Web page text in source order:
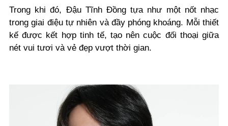
Trong khi đó, Đậu Tĩnh Đồng tựa như một nốt nhạc
trong giai điệu tự nhiên và đầy phóng khoáng. Mỗi thiết
kế được kết hợp tinh tế, tạo nên cuộc đối thoại giữa
nét vui tươi và vẻ đẹp vượt thời gian.